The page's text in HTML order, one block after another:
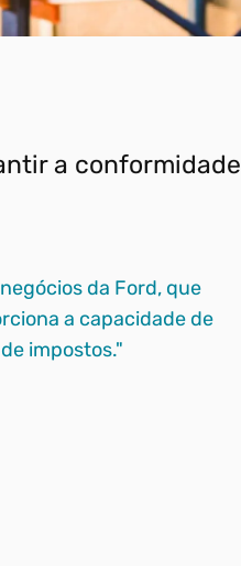
a conformidade
da Ford, que
a capacidade de
impostos."